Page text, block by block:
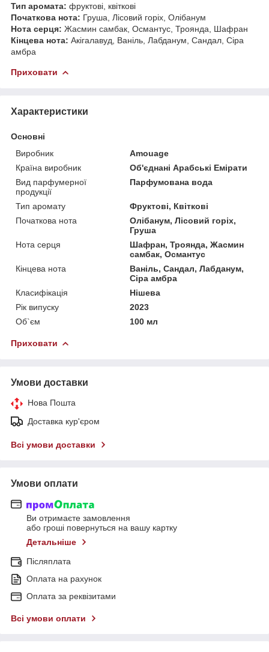
Тип аромата: фруктові, квіткові
Початкова нота: Груша, Лісовий горіх, Олібанум
Нота серця: Жасмин самбак, Османтус, Троянда, Шафран
Кінцева нота: Акігалавуд, Ваніль, Лабданум, Сандал, Сіра
амбра
Приховати
Характеристики
Основні
Виробник
Amouage
Країна виробник
Об'єднані Арабські Емірати
Вид парфумерної
продукції
Парфумована вода
Тип аромату
Фруктові, Квіткові
Початкова нота
Олібанум, Лісовий горіх,
Груша
Нота серця
Шафран, Троянда, Жасмин
самбак, Османтус
Кінцева нота
Ваніль, Сандал, Лабданум,
Сіра амбра
Класифікація
Нішева
Рік випуску
2023
Об`єм
100 мл
Приховати
Умови доставки
Нова Пошта
Доставка кур'єром
Всі умови доставки
Умови оплати
Ви отримаєте замовлення
або гроші повернуться на вашу картку
Детальніше
Післяплата
Оплата на рахунок
Оплата за реквізитами
Всі умови оплати